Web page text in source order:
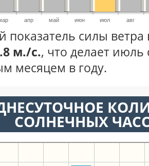
апр май июн июл авг
показатель силы
м./с., что делает
месяцем в году.
СОЛНЕЧНЫХ